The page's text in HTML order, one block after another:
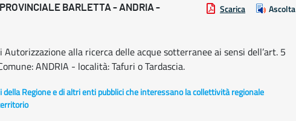
BARLETTA - ANDRIA -
Scarica Ascolta
Autorizzazione alla ricerca delle acque sotterranee ai sensi dell’art. 5
ANDRIA - località: Tafuri o Tardascia.
Regione e di altri enti pubblici che interessano la collettività regionale